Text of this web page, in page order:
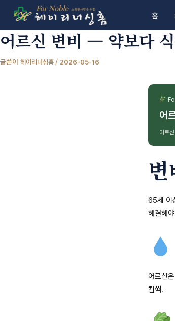
콘텐츠로 건너뛰기
홈
어르신 변비 — 약보다
글쓴이 헤이리너싱홈 / 2026-05-16
어
어르
65세 이
해결해
어르신
컵씩.